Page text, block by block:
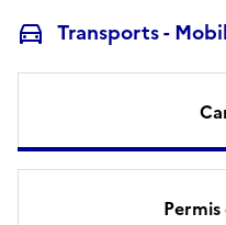
Transports -